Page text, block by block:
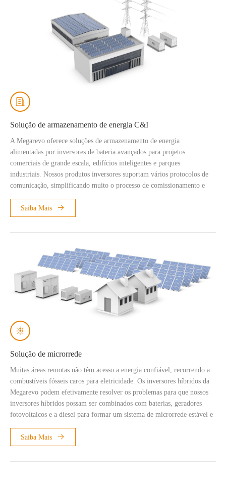
Solução de armazenamento de energia C&I
A Megarevo oferece soluções de armazenamento de energia
alimentadas por inversores de bateria avançados para projetos
comerciais de grande escala, edifícios inteligentes e parques
industriais. Nossos produtos inversores suportam vários protocolos de
comunicação, simplificando muito o processo de comissionamento e
tempo de entrega. Até o momento, mais de 100 MW foram colocados
em soluções de armazenamento de energia C&I.
Saiba Mais
Solução de microrrede
Muitas áreas remotas não têm acesso a energia confiável, recorrendo a
combustíveis fósseis caros para eletricidade. Os inversores híbridos da
Megarevo podem efetivamente resolver os problemas para que nossos
inversores híbridos possam ser combinados com baterias, geradores
fotovoltaicos e a diesel para formar um sistema de microrrede estável e
acesso a energia econômica, de baixo carbono e limpa.
Saiba Mais